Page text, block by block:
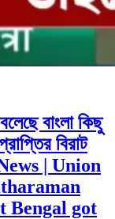
বাংলা কিছু
বিরাট
News | Union
Bengal got